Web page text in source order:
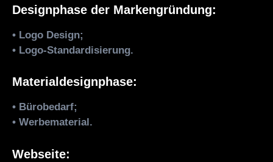
Designphase der Markengründung:
• Logo Design;
• Logo-Standardisierung.
Materialdesignphase:
• Bürobedarf;
• Werbematerial.
Webseite: